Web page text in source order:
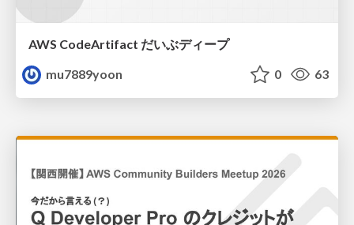
AWS CodeArtifact だいぶディープ
mu7889yoon
0 63